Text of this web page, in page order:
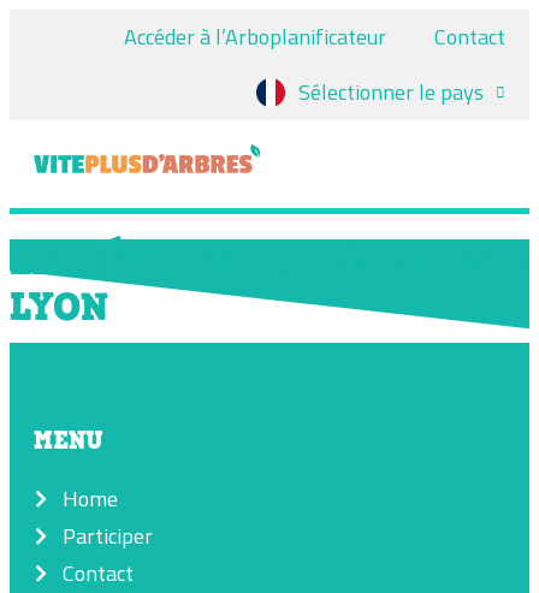
Accéder à l’Arboplanificateur
Contact
Sélectionner le pays
LA MÉTROPOLE DU GRAND
LYON
MENU
Home
Participer
Contact